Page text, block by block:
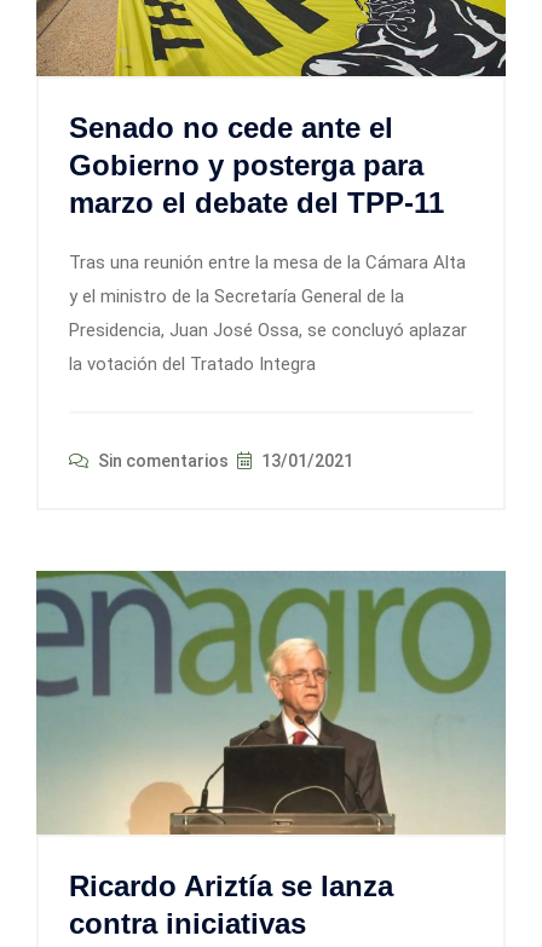
Senado no cede ante el
Gobierno y posterga para
marzo el debate del TPP-11
Tras una reunión entre la mesa de la Cámara Alta
y el ministro de la Secretaría General de la
Presidencia, Juan José Ossa, se concluyó aplazar
la votación del Tratado Integra
Sin comentarios 13/01/2021
Ricardo Ariztía se lanza
contra iniciativas